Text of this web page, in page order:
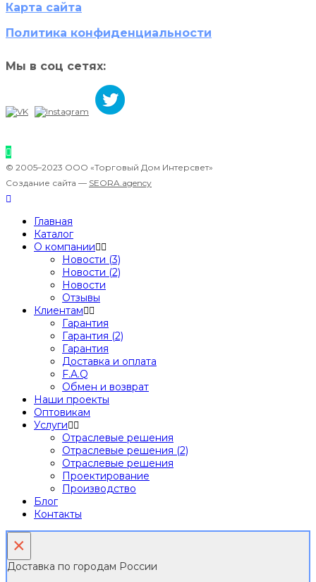
Карта сайта
Политика конфиденциальности
Мы в соц сетях:
© 2005–2023 ООО «Торговый Дом Интерсвет»
Создание сайта — SEORA.agency
Главная
Каталог
О компании
Новости (3)
Новости (2)
Новости
Отзывы
Клиентам
Гарантия
Гарантия (2)
Гарантия
Доставка и оплата
F.A.Q
Обмен и возврат
Наши проекты
Оптовикам
Услуги
Отраслевые решения
Отраслевые решения (2)
Отраслевые решения
Проектирование
Производство
Блог
Контакты
×
Доставка по городам России